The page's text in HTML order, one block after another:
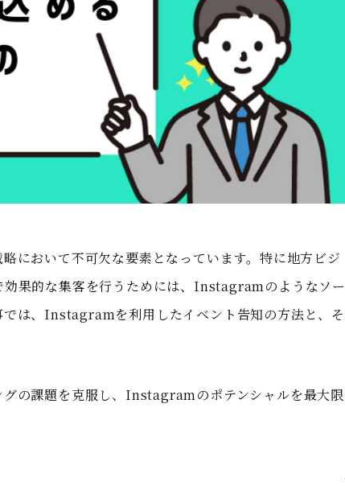
において不可欠な要素となっています。特に地方ビジ
果的な集客を行うためには、Instagramのようなソー
は、Instagramを利用したイベント告知の方法と、そ
の課題を克服し、Instagramのポテンシャルを最大限